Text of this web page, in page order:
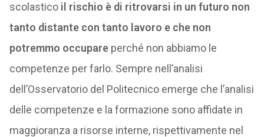
scolastico il rischio è di ritrovarsi in un futuro non
tanto distante con tanto lavoro e che non
potremmo occupareperché non abbiamo le
competenze per farlo. Sempre nell’analisi
dell’Osservatorio del Politecnico emerge che l’analisi
delle competenze e la formazione sono affidate in
maggioranza a risorse interne, rispettivamente nel